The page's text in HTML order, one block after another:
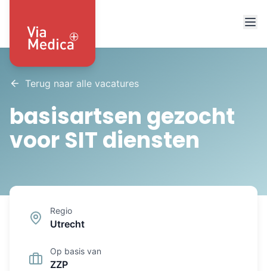
Terug naar alle vacatures
basisartsen gezocht
voor SIT diensten
Regio
Utrecht
Op basis van
ZZP